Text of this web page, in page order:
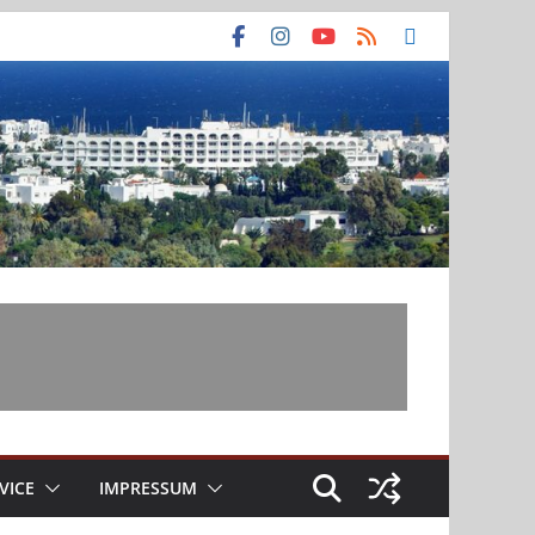
IMPRESSUM